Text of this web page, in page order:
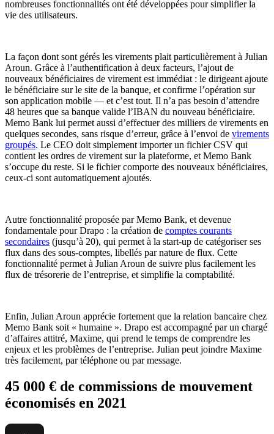
nombreuses fonctionnalités ont été développées pour simplifier la
vie des utilisateurs.
La façon dont sont gérés les virements plait particulièrement à Julian
Aroun. Grâce à l’authentification à deux facteurs, l’ajout de
nouveaux bénéficiaires de virement est immédiat : le dirigeant ajoute
le bénéficiaire sur le site de la banque, et confirme l’opération sur
son application mobile — et c’est tout. Il n’a pas besoin d’attendre
48 heures que sa banque valide l’IBAN du nouveau bénéficiaire.
Memo Bank lui permet aussi d’effectuer des milliers de virements en
quelques secondes, sans risque d’erreur, grâce à l’envoi de virements
groupés. Le CEO doit simplement importer un fichier CSV qui
contient les ordres de virement sur la plateforme, et Memo Bank
s’occupe du reste. Si le fichier comporte des nouveaux bénéficiaires,
ceux-ci sont automatiquement ajoutés.
Autre fonctionnalité proposée par Memo Bank, et devenue
fondamentale pour Drapo : la création de comptes courants
secondaires (jusqu’à 20), qui permet à la start-up de catégoriser ses
flux dans des sous-comptes, libellés par nature de flux. Cette
fonctionnalité permet à Julian Aroun de suivre plus facilement les
flux de trésorerie de l’entreprise, et simplifie la comptabilité.
Enfin, Julian Aroun apprécie fortement que la relation bancaire chez
Memo Bank soit « humaine ». Drapo est accompagné par un chargé
d’affaires attitré, Maxime, qui prend le temps de comprendre les
enjeux et les problèmes de l’entreprise. Julian peut joindre Maxime
très facilement, par téléphone ou par message.
45 000 € de commissions de mouvement
économisés en 2021